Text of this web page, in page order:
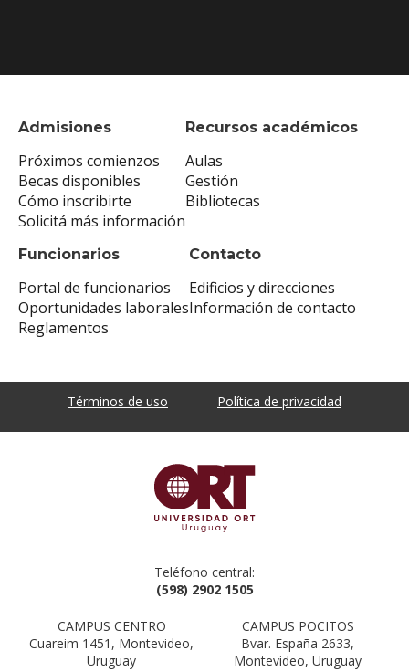
Admisiones
Próximos comienzos
Becas disponibles
Cómo inscribirte
Solicitá más información
Recursos académicos
Aulas
Gestión
Bibliotecas
Funcionarios
Portal de funcionarios
Oportunidades laborales
Reglamentos
Contacto
Edificios y direcciones
Información de contacto
Términos de uso Política de privacidad
Teléfono central:
(598) 2902 1505
CAMPUS CENTRO
Cuareim 1451, Montevideo,
Uruguay
CAMPUS POCITOS
Bvar. España 2633,
Montevideo, Uruguay